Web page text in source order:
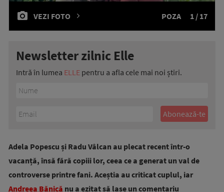
VEZI FOTO POZA 1 / 17
Newsletter zilnic Elle
Intră în lumea ELLE pentru a afla cele mai noi știri.
Adela Popescu și Radu Vâlcan au plecat recent într-o
vacanță, însă fără copiii lor, ceea ce a generat un val de
controverse printre fani. Aceștia au criticat cuplul, iar
Andreea Bănică nu a ezitat să lase un comentariu